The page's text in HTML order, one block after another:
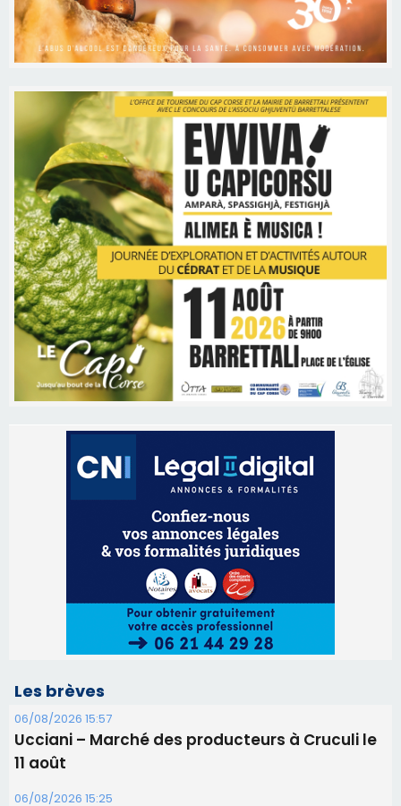
Les brèves
Ucciani – Marché des producteurs à Cruculi le
Corte – L’association A Nuciola organise une
projection sous les étoiles
Alata - Soirée Tango Argentin au stade de San
Benedetto
05/08/2026 09:53
Biguglia : messe de la Sainte-Marie et
procession le 14 août